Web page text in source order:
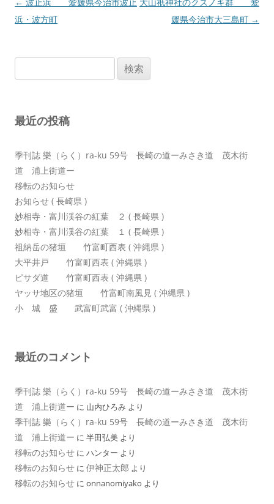
稿
ョ
浜・波方町
媛県今治市大三島町 →
索:
最近の投稿
季刊誌 樂（らく）ra-ku 59号 長崎の道ーみさき道 茂木街
道 浦上街道ー
移転のお知らせ
お知らせ ( 長崎県 )
妙相寺・富川渓谷の紅葉 ２ ( 長崎県 )
妙相寺・富川渓谷の紅葉 １ ( 長崎県 )
祖納岳の猪垣 竹富町西表 ( 沖縄県 )
大平井戸 竹富町西表 ( 沖縄県 )
ピサダ道 竹富町西表 ( 沖縄県 )
ヤッサ地区の猪垣 竹富町南風見 ( 沖縄県 )
小 城 盛 武富町武富 ( 沖縄県 )
最近のコメント
季刊誌 樂（らく）ra-ku 59号 長崎の道ーみさき道 茂木街
道 浦上街道ー に 山内ひろみ より
季刊誌 樂（らく）ra-ku 59号 長崎の道ーみさき道 茂木街
道 浦上街道ー に 半田弘美 より
移転のお知らせ に ハンター より
移転のお知らせ に 伊神正太郎 より
移転のお知らせ に onnanomiyako より